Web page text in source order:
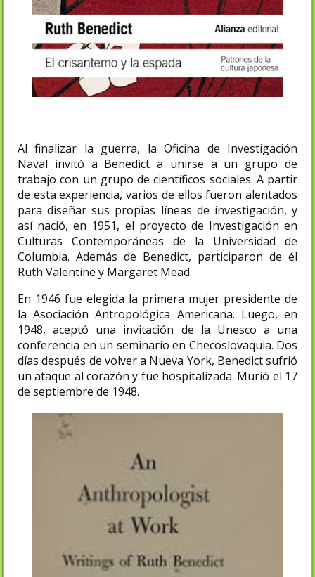
Al finalizar la guerra, la Oficina de Investigación
Naval invitó a Benedict a unirse a un grupo de
trabajo con un grupo de científicos sociales. A partir
de esta experiencia, varios de ellos fueron alentados
para diseñar sus propias líneas de investigación, y
así nació, en 1951, el proyecto de Investigación en
Culturas Contemporáneas de la Universidad de
Columbia. Además de Benedict, participaron de él
Ruth Valentine y Margaret Mead.
En 1946 fue elegida la primera mujer presidente de
la Asociación Antropológica Americana. Luego, en
1948, aceptó una invitación de la Unesco a una
conferencia en un seminario en Checoslovaquia. Dos
días después de volver a Nueva York, Benedict sufrió
un ataque al corazón y fue hospitalizada. Murió el 17
de septiembre de 1948.